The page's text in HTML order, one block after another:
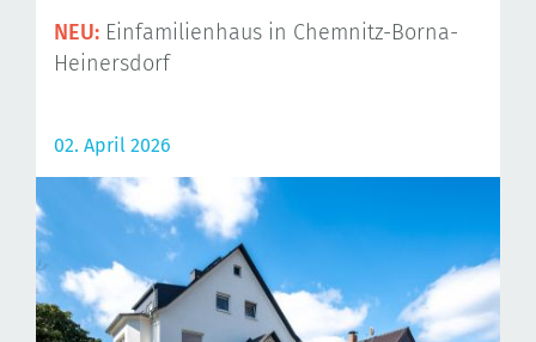
NEU: Einfamilienhaus in Chemnitz-Borna-
Heinersdorf
02. April 2026